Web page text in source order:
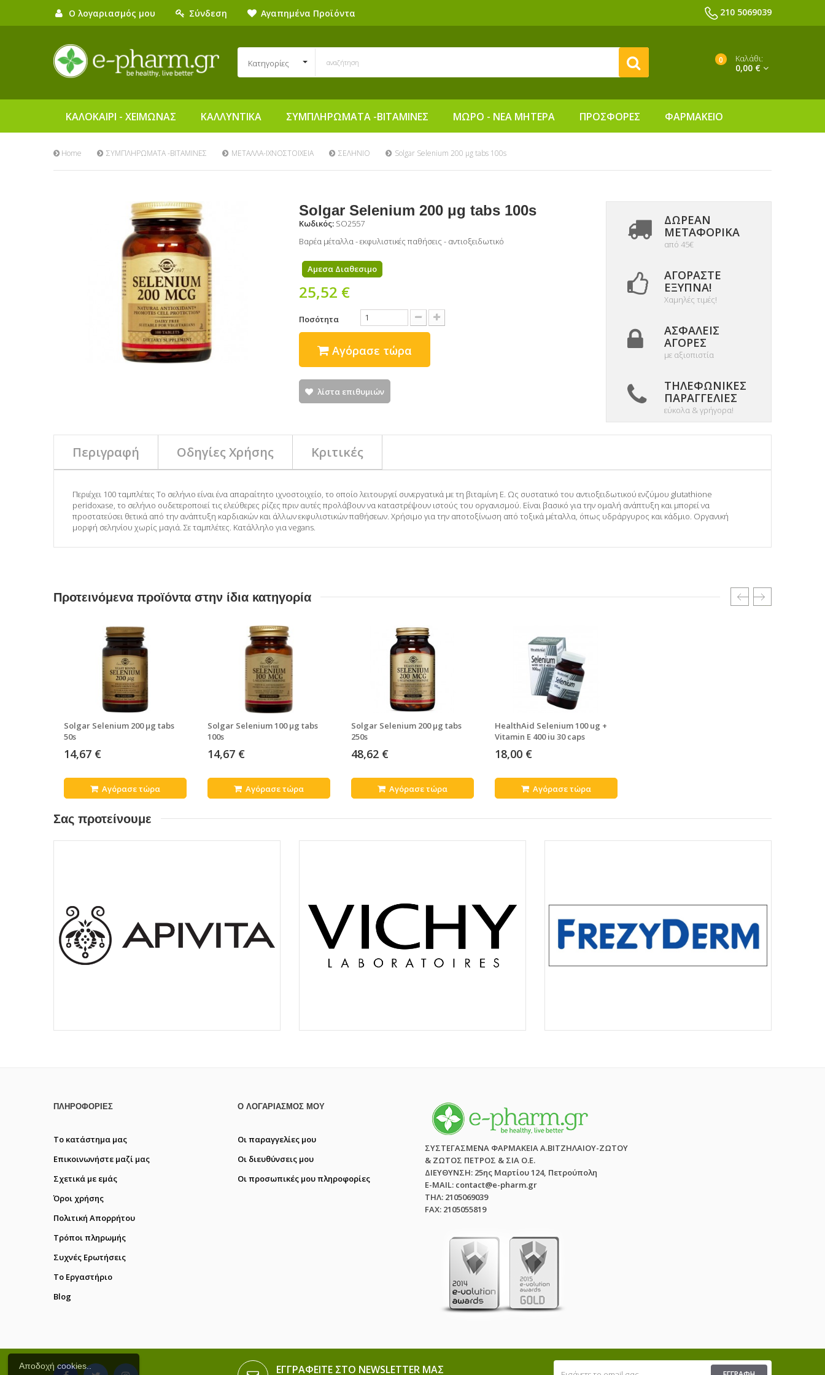
Ο λογαριασμός μου Σύνδεση Αγαπημένα Προϊόντα 210 5069039
Κατηγορίες 0 Καλάθι:
0,00 €
ΚΑΛΟΚΑΙΡΙ - ΧΕΙΜΩΝΑΣ ΚΑΛΛΥΝΤΙΚΑ ΣΥΜΠΛΗΡΩΜΑΤΑ -ΒΙΤΑΜΙΝΕΣ ΜΩΡΟ - ΝΕΑ ΜΗΤΕΡΑ ΠΡΟΣΦΟΡΕΣ ΦΑΡΜΑΚΕΙΟ
Home ΣΥΜΠΛΗΡΩΜΑΤΑ -ΒΙΤΑΜΙΝΕΣ ΜΕΤΑΛΛΑ-ΙΧΝΟΣΤΟΙΧΕΙΑ ΣΕΛΗΝΙΟ Solgar Selenium 200 μg tabs 100s
Solgar Selenium 200 μg tabs 100s
Κωδικός: SO2557
Βαρέα μέταλλα - εκφυλιστικές παθήσεις - αντιοξειδωτικό
Αμεσα Διαθεσιμο
25,52 €
Ποσότητα
Αγόρασε τώρα
λίστα επιθυμιών
ΔΩΡΕΑΝ
ΜΕΤΑΦΟΡΙΚΆ
από 45€
ΑΓΟΡΆΣΤΕ
ΈΞΥΠΝΑ!
Χαμηλές τιμές!
ΑΣΦΑΛΕΊΣ
ΑΓΟΡΈΣ
με αξιοπιστία
ΤΗΛΕΦΩΝΙΚΈΣ
ΠΑΡΑΓΓΕΛΊΕΣ
εύκολα & γρήγορα!
Περιγραφή Οδηγίες Χρήσης Κριτικές
Περιέχει 100 ταμπλέτες To σελήνιο είναι ένα απαραίτητο ιχνοστοιχείο, το οποίο λειτουργεί συνεργατικά με τη βιταμίνη Ε. Ως συστατικό του αντιοξειδωτικού ενζύμου glutathione
peridoxase, το σελήνιο ουδετεροποιεί τις ελεύθερες ρίζες πριν αυτές προλάβουν να καταστρέψουν ιστούς του οργανισμού. Είναι βασικό για την ομαλή ανάπτυξη και μπορεί να
προστατεύσει θετικά από την ανάπτυξη καρδιακών και άλλων εκφυλιστικών παθήσεων. Χρήσιμο για την αποτοξίνωση από τοξικά μέταλλα, όπως υδράργυρος και κάδμιο. Οργανική
μορφή σεληνίου χωρίς μαγιά. Σε ταμπλέτες. Κατάλληλο για vegans.
Προτεινόμενα προϊόντα στην ίδια κατηγορία
Solgar Selenium 200 μg tabs
50s
14,67 €
Αγόρασε τώρα
Solgar Selenium 100 μg tabs
100s
14,67 €
Αγόρασε τώρα
Solgar Selenium 200 μg tabs
250s
48,62 €
Αγόρασε τώρα
HealthAid Selenium 100 ug +
Vitamin E 400 iu 30 caps
18,00 €
Αγόρασε τώρα
Σας προτείνουμε
ΠΛΗΡΟΦΟΡΊΕΣ
Το κατάστημα μας
Επικοινωνήστε μαζί μας
Σχετικά με εμάς
Όροι χρήσης
Πολιτική Απορρήτου
Τρόποι πληρωμής
Συχνές Ερωτήσεις
Το Εργαστήριο
Blog
Ο ΛΟΓΑΡΙΑΣΜΌΣ ΜΟΥ
Οι παραγγελίες μου
Οι διευθύνσεις μου
Οι προσωπικές μου πληροφορίες
ΣΥΣΤΕΓΑΣΜΕΝΑ ΦΑΡΜΑΚΕΙΑ Α.ΒΙΤΖΗΛΑΙΟΥ-ΖΩΤΟΥ
& ΖΩΤΟΣ ΠΕΤΡΟΣ & ΣΙΑ Ο.Ε.
ΔΙΕΥΘΥΝΣΗ: 25ης Μαρτίου 124, Πετρούπολη
E-MAIL: contact@e-pharm.gr
ΤΗΛ: 2105069039
FAX: 2105055819
ΕΓΓΡΑΦΕΊΤΕ ΣΤΟ NEWSLETTER ΜΑΣ
Αποδοχή cookies..